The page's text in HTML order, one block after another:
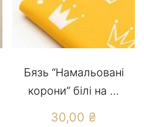
Бязь “Намальовані
корони” білі на ...
30,00 ₴